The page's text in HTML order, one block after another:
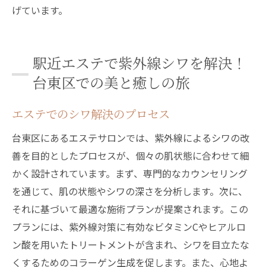
げています。
駅近エステで紫外線シワを解決！
台東区での美と癒しの旅
エステでのシワ解決のプロセス
台東区にあるエステサロンでは、紫外線によるシワの改
善を目的としたプロセスが、個々の肌状態に合わせて細
かく設計されています。まず、専門的なカウンセリング
を通じて、肌の状態やシワの深さを分析します。次に、
それに基づいて最適な施術プランが提案されます。この
プランには、紫外線対策に有効なビタミンCやヒアルロ
ン酸を用いたトリートメントが含まれ、シワを目立たな
くするためのコラーゲン生成を促します。また、心地よ